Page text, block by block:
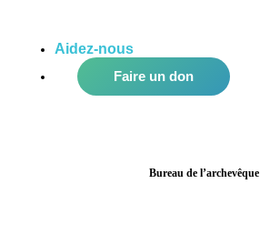
Aidez-nous
Faire un don
Bureau de l’archevêque